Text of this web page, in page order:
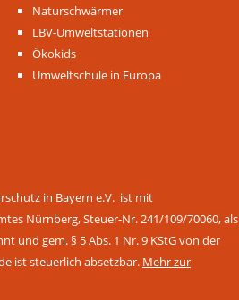
überspringen
Naturschwärmer
LBV-Umweltstationen
Ökokids
Umweltschule in Europa
in Bayern e.V. ist mit
Nürnberg, Steuer-Nr. 241/109/70060, als
und gem. § 5 Abs. 1 Nr. 9 KStG von der
ist steuerlich absetzbar. Mehr zur